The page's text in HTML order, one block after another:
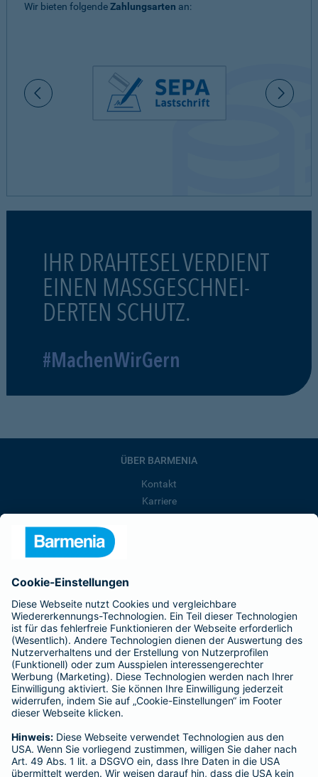
Wir bieten folgendeZahlungsarten an:
IHR DRAHTESEL VERDIENT
EINEN MASSGESCHNEI-
DERTEN SCHUTZ.
#MachenWirGern
ÜBER BARMENIA
Kontakt
Karriere
Barmenia ist Teil der BarmeniaGothaer
BELIEBTE SEITEN
Kranken-Zusatzversicherung
Tierversicherungen
Haftpflichtversicherung
Hausratversicherung
Adresse ändern
Schaden melden